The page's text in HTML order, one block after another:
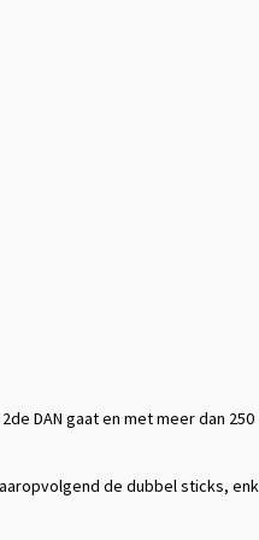
DAN gaat en met meer dan 250
de dubbel sticks,